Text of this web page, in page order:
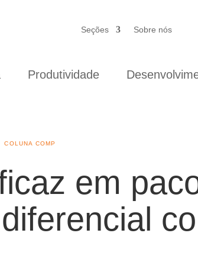
Seções Sobre nós
Produtividade
COLUNA COMP
em